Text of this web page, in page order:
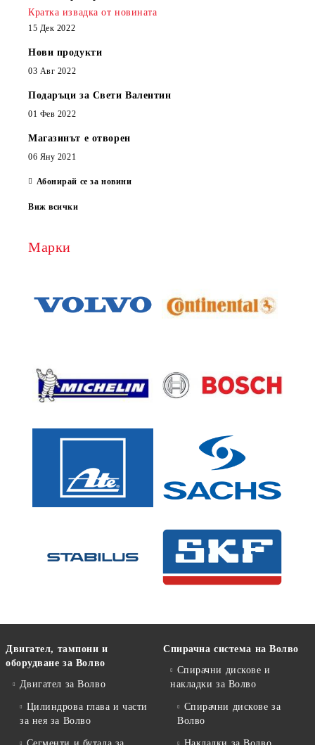
Кратка извадка от новината
15 Дек 2022
Нови продукти
03 Авг 2022
Подаръци за Свети Валентин
01 Фев 2022
Магазинът е отворен
06 Яну 2021
Абонирай се за новини
Виж всички
Марки
Двигател, тампони и
оборудване за Волво
Двигател за Волво
Цилиндрова глава и части
за нея за Волво
Спирачна система на Волво
Спирачни дискове и
накладки за Волво
Спирачни дискове за
Волво